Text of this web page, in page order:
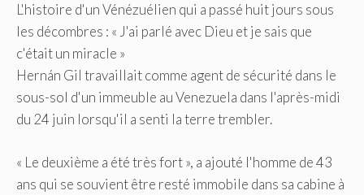
L'histoire d'un Vénézuélien qui a passé huit jours sous
les décombres : « J'ai parlé avec Dieu et je sais que
c'était un miracle »
Hernán Gil travaillait comme agent de sécurité dans le
sous-sol d'un immeuble au Venezuela dans l'après-midi
du 24 juin lorsqu'il a senti la terre trembler.
« Le deuxième a été très fort », a ajouté l'homme de 43
ans qui se souvient être resté immobile dans sa cabine à